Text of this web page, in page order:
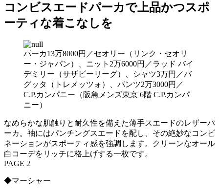
コンビスエードパーカで上品かつスポ
ーティな着こなしを
パーカ13万8000円／セオリー（リンク・セオリ
ー・ジャパン）、ニット2万6000円／ラッド バイ
デミリー（サザビーリーグ）、シャツ3万円／バ
グッタ（トレメッツォ）、パンツ2万3000円／
C.P.カンパニー（阪急メンズ東京 6階 C.P.カンパ
ニー）
なめらかな肌触りと耐久性を備えた薄手スエードのレザーパ
ーカ。袖にはパンチングスエードを配し、その絶妙なコンビ
ネーションがスポーティ感を強調します。クリーンなオール
白コーデをリッチに格上げする一枚です。
PAGE 2
◆マーシャー